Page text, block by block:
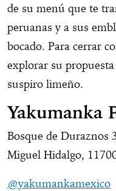
de su menú que te
peruanas y a sus
bocado. Para cerrar
explorar su
suspiro limeño.
Yakumanka
Bosque de Duraznos
Miguel Hidalgo,
@yakumankamexico